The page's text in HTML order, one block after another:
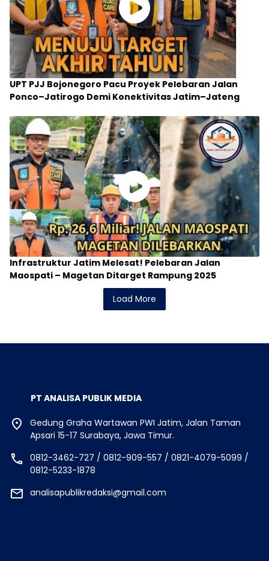
UPT PJJ Bojonegoro Pacu Proyek Pelebaran Jalan
Ponco–Jatirogo Demi Konektivitas Jatim–Jateng
Infrastruktur Jatim Melesat! Pelebaran Jalan
Maospati – Magetan Ditarget Rampung 2025
Load More
PT ANALISA PUBLIK MEDIA
Gedung Graha Wartawan PWI Jatim, Jalan Taman
Apsari 15-17 Surabaya, Jawa Timur.
0812-3462-727 / 0812-909-557 / 0821-4079-5099 /
0812-5233-1878
analisapublikredaksi@gmail.com